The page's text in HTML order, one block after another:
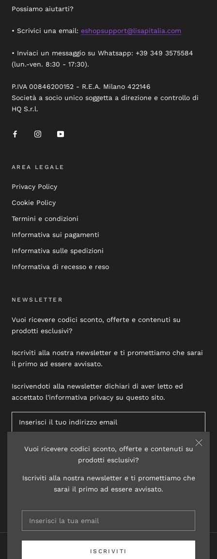
Vuoi ricevere codici sconto, offerte e contenuti su
prodotti esclusivi?
Iscriviti alla nostra newsletter e ti promettiamo che
sarai il primo ad essere avvisato.
ISCRIVITI
Possiamo aiutarti?
• Scrivici una email: eshopsupport@lisapitalia.com
• Inviaci un messaggio su Whatsapp: +39 349 3575584
(lun.-ven. 8:30 - 17:30).
P.IVA 00846200152 - R.E.A. Milano 422146
Società a socio unico soggetta a direzione e controllo di
HQ S.r.l.
AREA LEGALE
Privacy Policy
Cookie Policy
Termini e condizioni
Informativa sui pagamenti
Informativa sulle spedizioni
Informativa di recesso e reso
NEWSLETTER
Vuoi ricevere codici sconto, offerte e contenuti su
prodotti esclusivi?
Iscriviti alla nostra newsletter e ti promettiamo che sarai
il primo ad essere avvisato.
Iscrivendoti alla newsletter dichiari di aver letto ed
accettato l'informativa privacy su questo sito.
ISCRIVITI